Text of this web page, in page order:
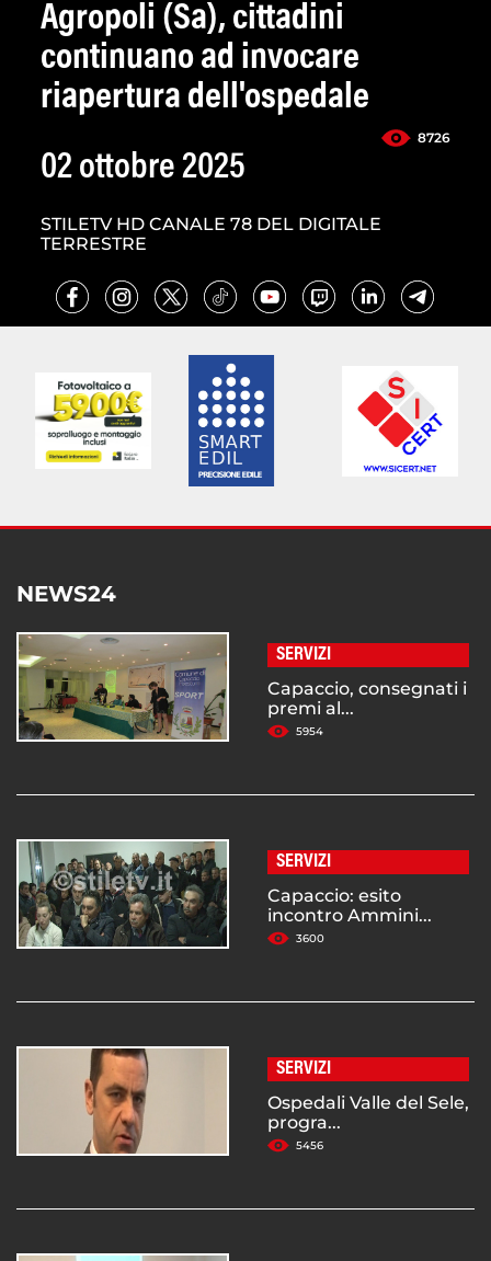
Agropoli (Sa), cittadini
continuano ad invocare
riapertura dell'ospedale
8726
02 ottobre 2025
STILETV HD CANALE 78 DEL DIGITALE
TERRESTRE
NEWS24
SERVIZI
Capaccio, consegnati i
premi al...
5954
SERVIZI
Capaccio: esito
incontro Ammini...
3600
SERVIZI
Ospedali Valle del Sele,
progra...
5456